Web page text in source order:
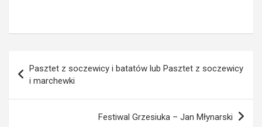
wpisu
Pasztet z soczewicy i batatów lub Pasztet z soczewicy
i marchewki
Festiwal Grzesiuka – Jan Młynarski